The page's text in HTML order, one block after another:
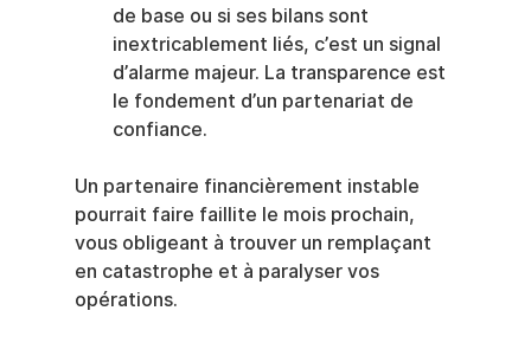
de base ou si ses bilans sont
inextricablement liés, c’est un signal
d’alarme majeur. La transparence est
le fondement d’un partenariat de
confiance.
Un partenaire financièrement instable
pourrait faire faillite le mois prochain,
vous obligeant à trouver un remplaçant
en catastrophe et à paralyser vos
opérations.